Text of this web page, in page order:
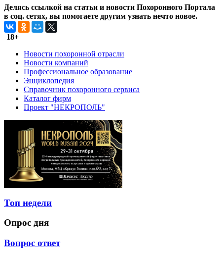
Делясь ссылкой на статьи и новости Похоронного Портала
в соц. сетях, вы помогаете другим узнать нечто новое.
18+
Новости похоронной отрасли
Новости компаний
Профессиональное образование
Энциклопедия
Справочник похоронного сервиса
Каталог фирм
Проект "НЕКРОПОЛЬ"
Топ недели
Опрос дня
Вопрос ответ